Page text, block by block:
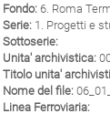
Fondo:6. Roma
Serie:1. Progetti e
Sottoserie:
Unita' archivistica:
Titolo unita'
Nome del file:
Linea Ferroviaria: